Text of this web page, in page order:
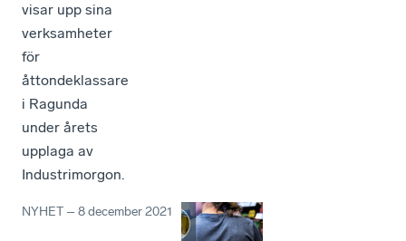
visar upp sina
verksamheter
för
åttondeklassare
i Ragunda
under årets
upplaga av
Industrimorgon.
NYHET –8 december 2021